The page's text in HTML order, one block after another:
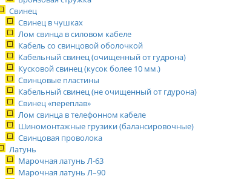
Свинец
Свинец в чушках
Лом свинца в силовом кабеле
Кабель со свинцовой оболочкой
Кабельный свинец (очищенный от гудрона)
Кусковой свинец (кусок более 10 мм.)
Свинцовые пластины
Кабельный свинец (не очищенный от гдурона)
Свинец «переплав»
Лом свинца в телефонном кабеле
Шиномонтажные грузики (балансировочные)
Свинцовая проволока
Латунь
Марочная латунь Л-63
Марочная латунь Л–90